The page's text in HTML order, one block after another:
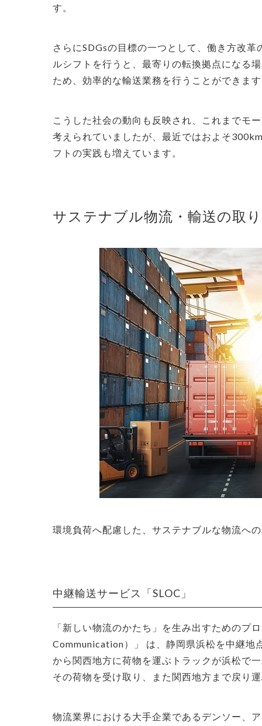
す。
さらにSDGsの目標の一つとして、働き方改
ルシフトを行うと、最寄りの転換拠点になる
ため、効率的な輸送業務を行うことができま
こうした社会の動向も反映され、これまでモ
考えられていましたが、最近ではおよそ
フトの実践も増えています。
サステナブル物流・輸送の取
環境負荷へ配慮した、サステナブルな物流へ
中継輸送サービス「SLOC」
「新しい物流のかたち」を生み出すためのプ
Communication）」 は、静岡県浜松を中継地
から関西地方に荷物を運ぶトラックが浜松で
その荷物を受け取り、また関西地方まで戻り
物流業界における大手企業であるデンソー、